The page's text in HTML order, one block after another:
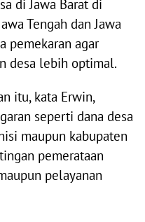
di Jawa Barat di
Tengah dan Jawa
pemekaran agar
desa lebih optimal.
itu, kata Erwin,
seperti dana desa
maupun kabupaten
pemerataan
pelayanan